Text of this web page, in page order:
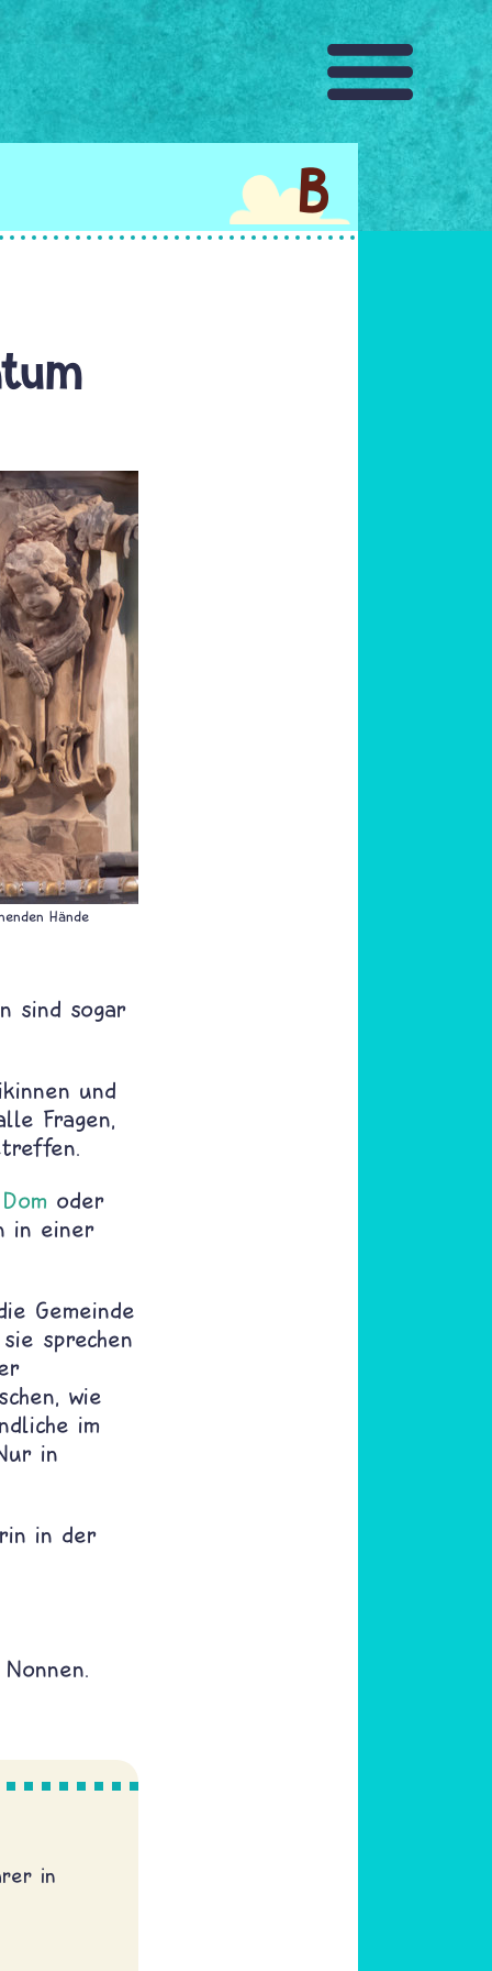
B
Hände
sind sogar
und
Fragen,
Dom oder
in einer
Gemeinde
sprechen
wie
im
in
in der
in